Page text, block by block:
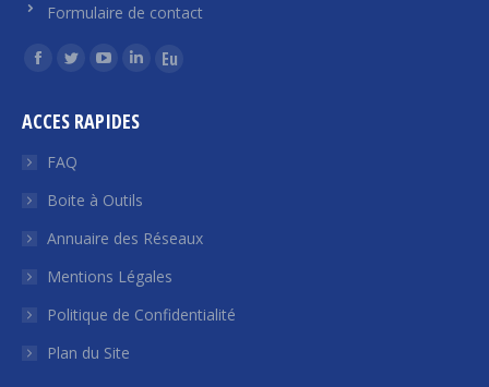
Formulaire de contact
Trouvez nous sur :
La
Facebook
s'ouvre
une
nouvelle
fenêtre
La
Twitter
s'ouvre
une
nouvelle
fenêtre
La
YouTube
une
nouvelle
fenêtre
La
LinkedIn
une
nouvelle
fenêtre
La
nouvelle
fenêtre
ACCES RAPIDES
FAQ
Boite à Outils
Annuaire des Réseaux
Mentions Légales
Politique de Confidentialité
Plan du Site